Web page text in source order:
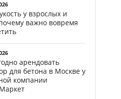
у взрослых и
важно вовремя
арендовать
для бетона в Москве у
компании